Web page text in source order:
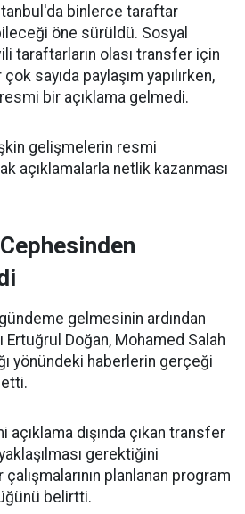
binlerce taraftar
öne sürüldü. Sosyal
taraftarların olası transfer için
çok sayıda paylaşım yapılırken,
bir açıklama gelmedi.
gelişmelerin resmi
açıklamalarla netlik kazanması
gelmesinin ardından
Ertuğrul Doğan, Mohamed Salah
yönündeki haberlerin gerçeği
etti.
dışında çıkan transfer
gerektiğini
planlanan program
belirtti.